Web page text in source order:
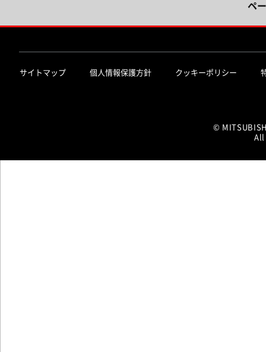
ペ
サイトマップ 個人情報保護方針 クッキーポリシー
©
All